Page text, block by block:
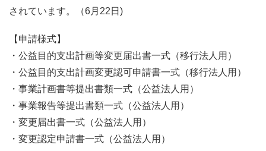
されています。（6月22日)
【申請様式】
・公益目的支出計画等変更届出書一式（移行法人用）
・公益目的支出計画変更認可申請書一式（移行法人用）
・事業計画書等提出書類一式（公益法人用）
・事業報告等提出書類一式（公益法人用）
・変更届出書一式（公益法人用）
・変更認定申請書一式（公益法人用）